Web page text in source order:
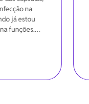
na
já estou
funções.